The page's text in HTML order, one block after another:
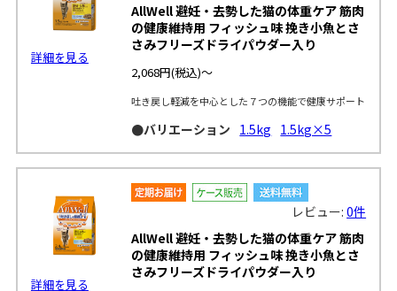
詳細を見る
AllWell 避妊・去勢した猫の体重ケア 筋肉
の健康維持用 フィッシュ味 挽き小魚とさ
さみフリーズドライパウダー入り
2,068円(税込)～
吐き戻し軽減を中心とした７つの機能で健康サポート
●バリエーション 1.5kg 1.5kg×5
詳細を見る
レビュー:0件
AllWell 避妊・去勢した猫の体重ケア 筋肉
の健康維持用 フィッシュ味 挽き小魚とさ
さみフリーズドライパウダー入り